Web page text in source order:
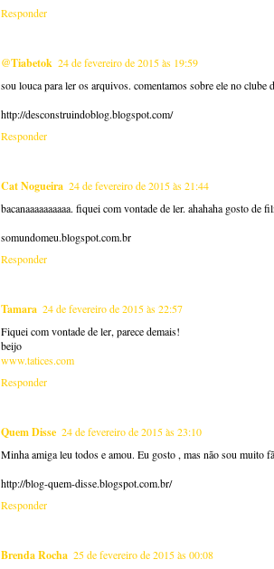
Responder
@Tiabetok 24 de fevereiro de 2015 às 19:59
sou louca para ler os arquivos. comentamos sobre ele no
http://desconstruindoblog.blogspot.com/
Responder
Cat Nogueira 24 de fevereiro de 2015 às 21:44
bacanaaaaaaaaaa. fiquei com vontade de ler. ahahaha gosto de
somundomeu.blogspot.com.br
Responder
Tamara 24 de fevereiro de 2015 às 22:57
Fiquei com vontade de ler, parece demais!
beijo
www.tatices.com
Responder
Quem Disse 24 de fevereiro de 2015 às 23:10
Minha amiga leu todos e amou. Eu gosto , mas não sou muito
http://blog-quem-disse.blogspot.com.br/
Responder
Brenda Rocha 25 de fevereiro de 2015 às 00:08